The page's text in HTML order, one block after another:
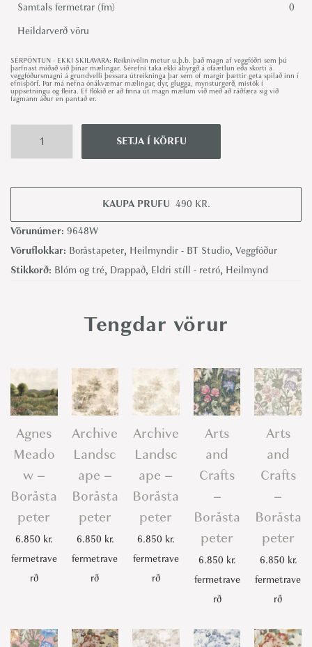
Samtals fermetrar (fm)
0
Heildarverð vöru
SÉRPÖNTUN - EKKI SKILAVARA: Reiknivélin metur u.þ.b. það magn af veggfóðri sem þú
þarfnast miðað við þínar mælingar. Sérefni taka ekki ábyrgð á ofáætlun eða skorti á
veggfóðursmagni á grundvelli þessara útreikninga þar sem of margir þættir geta spilað inn í
efnisþörf. Þar má nefna ónákvæmar mælingar, dyr, glugga, mynsturgerð, mistök í
uppsetningu og fleira. Ef flókið er að finna út magn mælum við með að ráðfæra sig við
fagmann áður en pantað er.
n
e
r
v
B
o
s
a
p
e
t
u
SETJA Í KÖRFU
KAUPA PRUFU 490 KR.
Vörunúmer: 9648W
Vöruflokkar: Boråstapeter, Heilmyndir - BT Studio, Veggfóður
Stikkorð: Blóm og tré, Drappað, Eldri stíll - retró, Heilmynd
Tengdar vörur
Agnes
Meado
w –
Boråsta
peter
6.850 kr.
fermetrave
rð
Archive
Landsc
ape –
Boråsta
peter
6.850 kr.
fermetrave
rð
Archive
Landsc
ape –
Boråsta
peter
6.850 kr.
fermetrave
rð
Arts
and
Crafts
–
Boråsta
peter
6.850 kr.
fermetrave
rð
Arts
and
Crafts
–
Boråsta
peter
6.850 kr.
fermetrave
rð